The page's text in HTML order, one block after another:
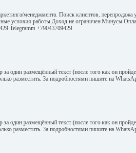
менеджмента. Поиск клиентов,
условия работы Доход не ограничен Минусы
Telegramm +79043709429
один размещённый текст (после того как он
разместить. За подробностями пишите на
один размещённый текст (после того как он
разместить. За подробностями пишите на